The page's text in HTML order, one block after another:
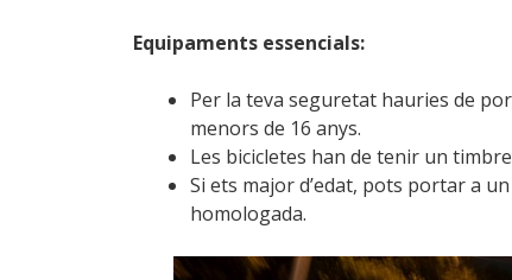
Equipaments essencials:
Per la teva seguretat hauries de
menors de 16 anys.
Les bicicletes han de tenir un
Si ets major d’edat, pots portar a
homologada.